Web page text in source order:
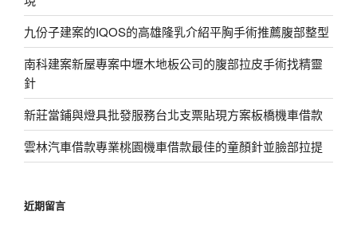
九份子建案的IQOS的高雄隆乳介紹平胸手術推薦腹部整型
南科建案新屋專案中壢木地板公司的腹部拉皮手術找精靈
針
新莊當鋪與燈具批發服務台北支票貼現方案板橋機車借款
雲林汽車借款專業桃園機車借款最佳的童顏針並臉部拉提
近期留言